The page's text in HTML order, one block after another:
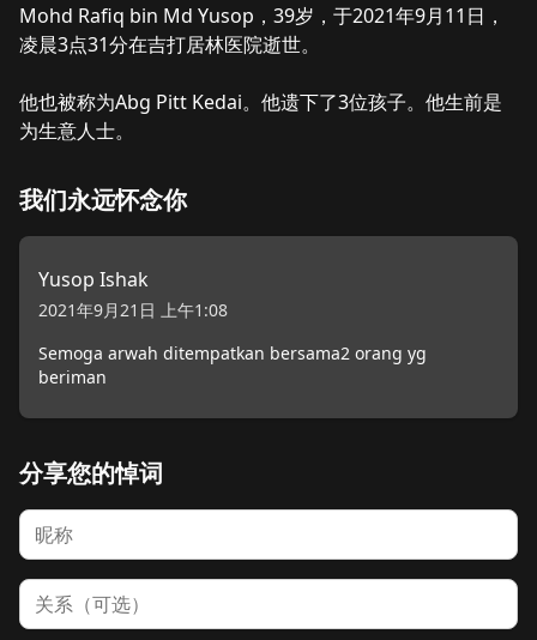
关于Mohd Rafiq bin Md Yusop
Mohd Rafiq bin Md Yusop，39岁，于2021年9月11日，
凌晨3点31分在吉打居林医院逝世。
他也被称为Abg Pitt Kedai。他遗下了3位孩子。他生前是
为生意人士。
我们永远怀念你
Yusop Ishak
2021年9月21日 上午1:08
Semoga arwah ditempatkan bersama2 orang yg
beriman
分享您的悼词
名字
关系